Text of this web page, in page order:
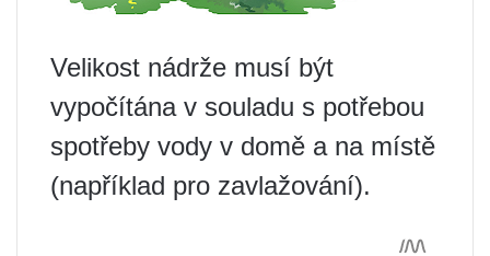
Velikost nádrže musí být
vypočítána v souladu s potřebou
spotřeby vody v domě a na místě
(například pro zavlažování).